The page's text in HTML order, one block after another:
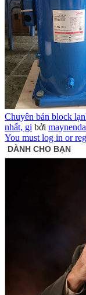
Chuyên bán block
nhất, gi bởi
You must log in or